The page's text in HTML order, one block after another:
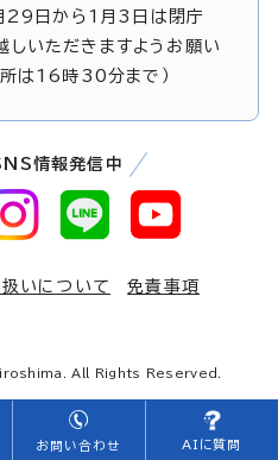
お問い合わせ AIに質問
29日から1月3日は閉庁
しいただきますようお願い
所は16時30分まで）
情報発信中
いについて
免責事項
All Rights Reserved.